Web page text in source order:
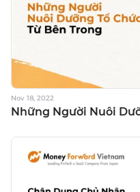
Nov 18, 2022
Những Người Nuôi